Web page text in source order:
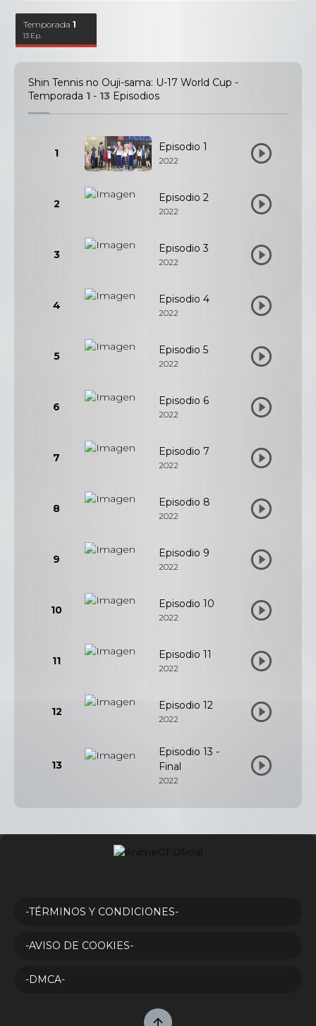
Temporada1
13 Ep.
Shin Tennis no Ouji-sama: U-17 World Cup -
Temporada 1 - 13 Episodios
1 Episodio 1
2022
2 Episodio 2
2022
3 Episodio 3
2022
4 Episodio 4
2022
5 Episodio 5
2022
6 Episodio 6
2022
7 Episodio 7
2022
8 Episodio 8
2022
9 Episodio 9
2022
10 Episodio 10
2022
11 Episodio 11
2022
12 Episodio 12
2022
13
Episodio 13 -
Final
2022
-TÉRMINOS Y CONDICIONES-
-AVISO DE COOKIES-
-DMCA-